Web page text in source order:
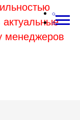
актуальные
менеджеров